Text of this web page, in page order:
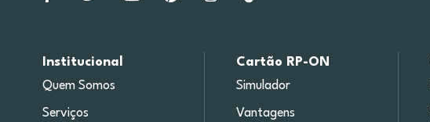
Institucional
Quem Somos
Serviços
Cartão RP-ON
Simulador
Vantagens